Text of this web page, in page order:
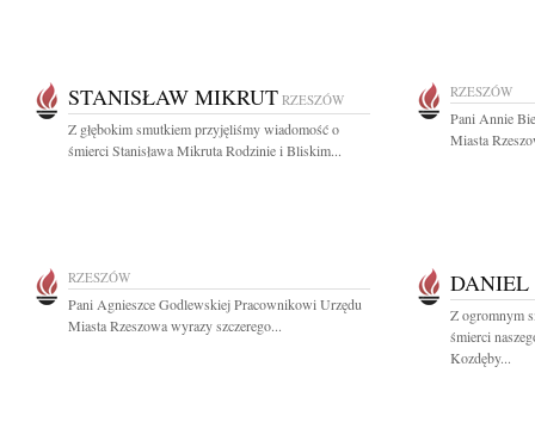
STANISŁAW MIKRUT RZESZÓW
Z głębokim smutkiem przyjęliśmy wiadomość o
śmierci Stanisława Mikruta Rodzinie i Bliskim...
RZESZÓW
Pani Annie
Miasta
RZESZÓW
Pani Agnieszce Godlewskiej Pracownikowi Urzędu
Miasta Rzeszowa wyrazy szczerego...
DANIEL
Z ogromnym
śmierci
Kozdęby...